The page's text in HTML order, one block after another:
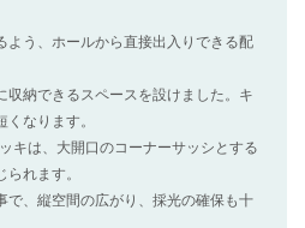
よう、ホールから直接出入りできる配
収納できるスペースを設けました。キ
なります。
キは、大開口のコーナーサッシとする
れます。
で、縦空間の広がり、採光の確保も十